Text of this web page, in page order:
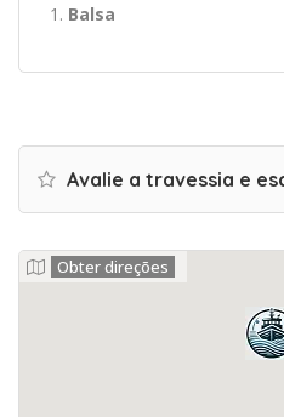
Balsa
Avalie a travessia e
Obter direções